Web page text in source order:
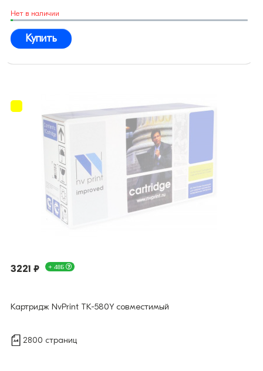
Нет в наличии
Купить
3221 ₽ + 48Б
Картридж NvPrint TK-580Y совместимый
2800 страниц